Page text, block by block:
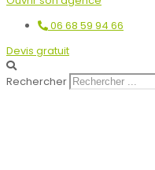
06 68 59 94 66
Devis gratuit
Rechercher